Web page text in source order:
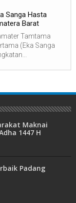
Sanga Hasta
Barat
Tamtama
(Eka Sanga
Maknai
1447 H
Padang